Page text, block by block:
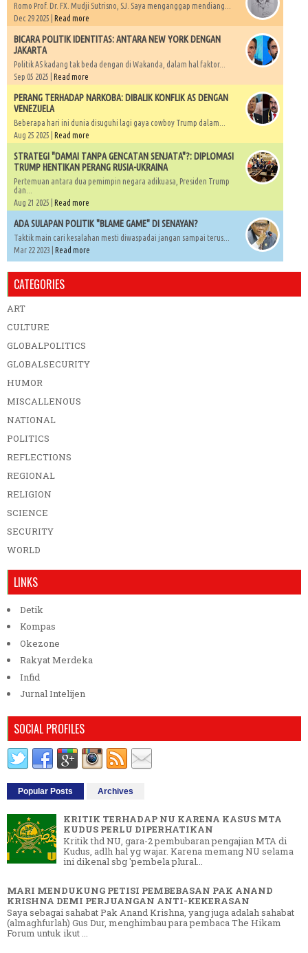
Romo Prof. Dr. FX. Mudji Sutrisno, SJ. Saya menganggap mendiang...
Dec 29 2025 | Read more
BICARA POLITIK IDENTITAS: ANTARA NEW YORK DENGAN
JAKARTA
Politik AS kadang tak beda dengan di Wakanda, dalam hal faktor...
Sep 05 2025 | Read more
PERANG TERHADAP NARKOBA: DIBALIK KONFLIK AS DENGAN
VENEZUELA
Beberapa hari ini dunia disuguhi lagi gaya cowboy Trump dalam...
Aug 25 2025 | Read more
STRATEGI "DAMAI TANPA GENCATAN SENJATA"?: DIPLOMASI
TRUMP HENTIKAN PERANG RUSIA-UKRAINA
Pertemuan antara dua pemimpin negara adikuasa, Presiden Trump
dan...
Aug 21 2025 | Read more
ADA SULAPAN POLITIK "BLAME GAME" DI SENAYAN?
Taktik main cari kesalahan mesti diwaspadai jangan sampai terus...
Mar 22 2023 | Read more
CATEGORIES
ART
CULTURE
GLOBALPOLITICS
GLOBALSECURITY
HUMOR
MISCALLENOUS
NATIONAL
POLITICS
REFLECTIONS
REGIONAL
RELIGION
SCIENCE
SECURITY
WORLD
LINKS
Detik
Kompas
Okezone
Rakyat Merdeka
Infid
Jurnal Intelijen
SOCIAL PROFILES
Popular Posts Archives
KRITIK TERHADAP NU KARENA KASUS MTA
KUDUS PERLU DIPERHATIKAN
Kritik thd NU, gara-2 pembubaran pengajian MTA di
Kudus, adlh hal yg wajar. Karena memang NU selama
ini dikenal sbg 'pembela plural...
MARI MENDUKUNG PETISI PEMBEBASAN PAK ANAND
KRISHNA DEMI PERJUANGAN ANTI-KEKERASAN
Saya sebagai sahabat Pak Anand Krishna, yang juga adalah sahabat
(almaghfurlah) Gus Dur, menghimbau para pembaca The Hikam
Forum untuk ikut ...